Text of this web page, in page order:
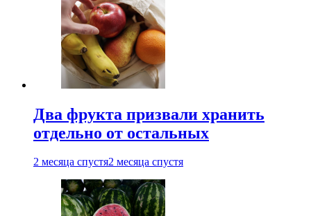
Два фрукта призвали хранить
отдельно от остальных
2 месяца спустя2 месяца спустя